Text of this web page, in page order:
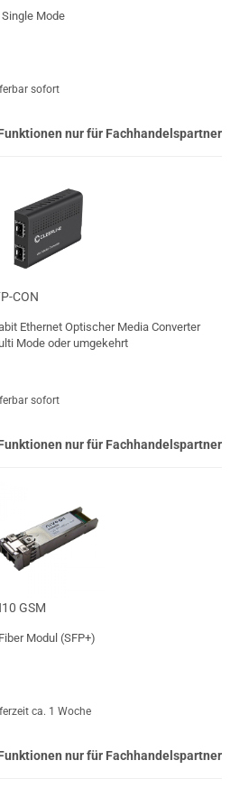
Mode
sofort
nur für Fachhandelspartner
CON
Ethernet Optischer Media Converter
Mode oder umgekehrt
sofort
nur für Fachhandelspartner
GSM
Modul (SFP+)
ca. 1 Woche
nur für Fachhandelspartner